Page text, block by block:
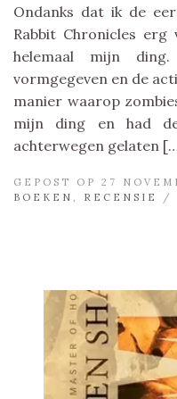
Ondanks dat ik de
Rabbit Chronicles
helemaal mijn
vormgegeven en de
manier waarop
mijn ding en had
achterwegen gelaten
GEPOST OP 27
BOEKEN
RECENSIE /